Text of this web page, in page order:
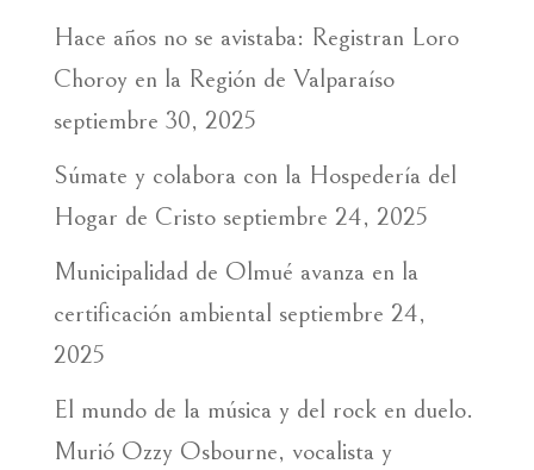
Hace años no se avistaba: Registran Loro
Choroy en la Región de Valparaíso
septiembre 30, 2025
Súmate y colabora con la Hospedería del
Hogar de Cristo septiembre 24, 2025
Municipalidad de Olmué avanza en la
certificación ambiental septiembre 24,
2025
El mundo de la música y del rock en duelo.
Murió Ozzy Osbourne, vocalista y